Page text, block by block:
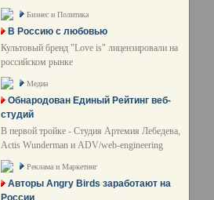
Бизнес и Политика
В Россию с любовью
Культовый бренд "Love is" лицензировали на
российском рынке
Медиа
Обнародован Единый Рейтинг веб-
студий
В первой тройке - Студия Артемия Лебедева,
Actis Wunderman и ADV/web-engineering
Реклама и Маркетинг
Авторы Angry Birds заработают на
России